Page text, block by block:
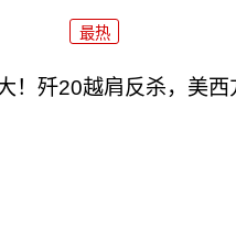
最热
！歼20越肩反杀，美西